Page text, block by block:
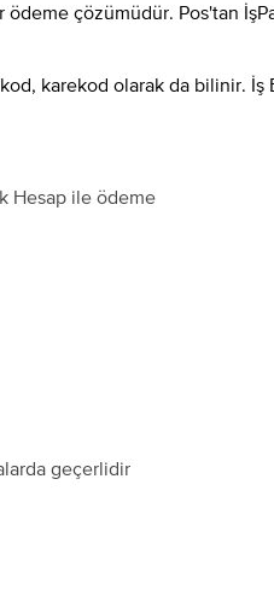
çözümüdür. Pos'tan
karekod olarak da bilinir.
Hesap ile ödeme
geçerlidir